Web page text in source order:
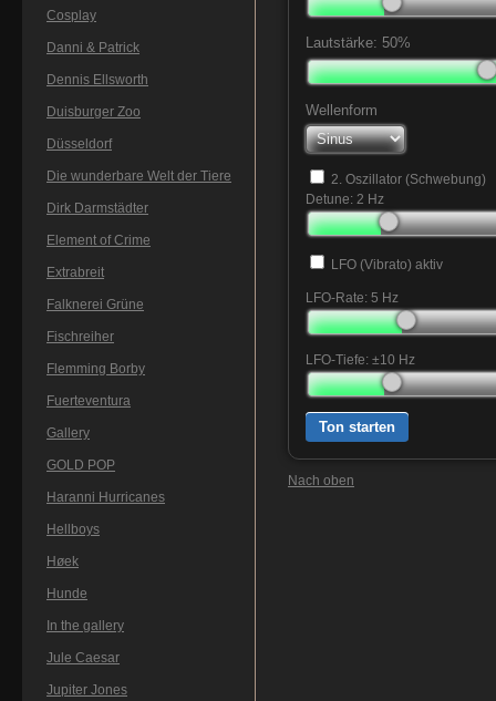
Cosplay
Danni & Patrick
Dennis Ellsworth
Duisburger Zoo
Düsseldorf
Die wunderbare Welt der Tiere
Dirk Darmstädter
Element of Crime
Extrabreit
Falknerei Grüne
Fischreiher
Flemming Borby
Fuerteventura
Gallery
GOLD POP
Haranni Hurricanes
Hellboys
Høek
Hunde
In the gallery
Jule Caesar
Jupiter Jones
Lautstärke: 50%
Wellenform
2. Oszillator (Schwebung)
Detune: 2 Hz
LFO (Vibrato) aktiv
LFO-Rate: 5 Hz
LFO-Tiefe: ±10 Hz
Ton starten
Nach oben